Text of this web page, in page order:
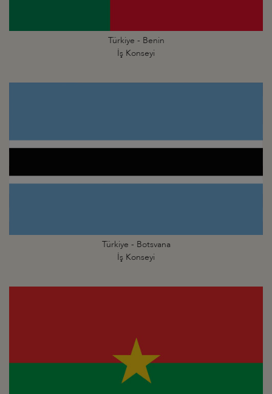
Türkiye - Benin
İş Konseyi
Türkiye - Botsvana
İş Konseyi